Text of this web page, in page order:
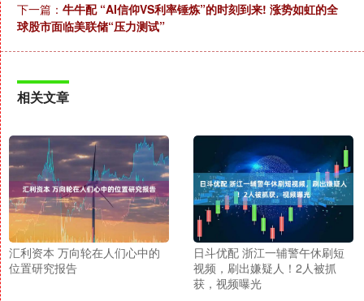
下一篇： 牛牛配 “AI信仰VS利率锤炼”的时刻到来! 涨势如虹的全
球股市面临美联储“压力测试”
相关文章
汇利资本 万向轮在人们心中的
位置研究报告
日斗优配 浙江一辅警午休刷短
视频，刷出嫌疑人！2人被抓
获，视频曝光